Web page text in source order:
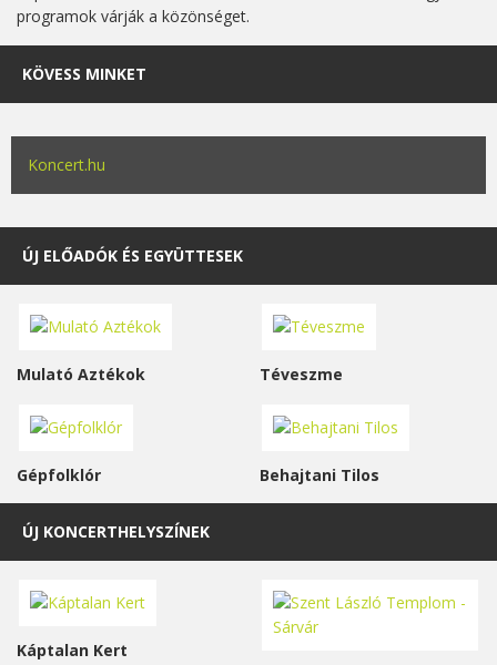
programok várják a közönséget.
KÖVESS MINKET
Koncert.hu
ÚJ ELŐADÓK ÉS EGYÜTTESEK
Mulató Aztékok Téveszme
Gépfolklór Behajtani Tilos
ÚJ KONCERTHELYSZÍNEK
Káptalan Kert